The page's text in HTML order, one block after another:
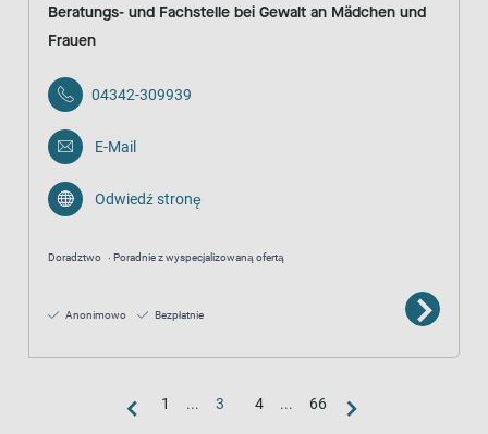
Beratungs- und Fachstelle bei Gewalt an Mädchen und
Frauen
04342-309939
E-Mail
Odwiedź stronę
Doradztwo Poradnie z wyspecjalizowaną ofertą
Anonimowo Bezpłatnie
1 ... 3 4 ... 66